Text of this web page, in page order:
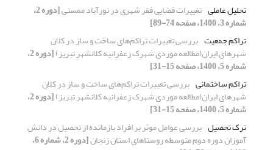
تحلیل عاملی تغییرات فضایی فقر شهری در نورآباد ممسنی [دوره 2،
شماره 3، 1400، صفحه 74-89]
تراکم جمعیت بررسی تغییرات تراکم‌های ساخت و ساز در کلان
شهرهای ایران(مطالعه موردی شهرک زعفرانیه کلانشهر تبریز) [دوره 2،
شماره 5، 1400، صفحه 15-31]
تراکم ساختمانی بررسی تغییرات تراکم‌های ساخت و ساز در کلان
شهرهای ایران(مطالعه موردی شهرک زعفرانیه کلانشهر تبریز) [دوره 2،
شماره 5، 1400، صفحه 15-31]
ترک تحصیل بررسی عوامل موثر بر افراد بازمانده از تحصیل در دانش
آموزان دوره دوم متوسطه روستاهای استان زنجان [دوره 2، شماره 6،